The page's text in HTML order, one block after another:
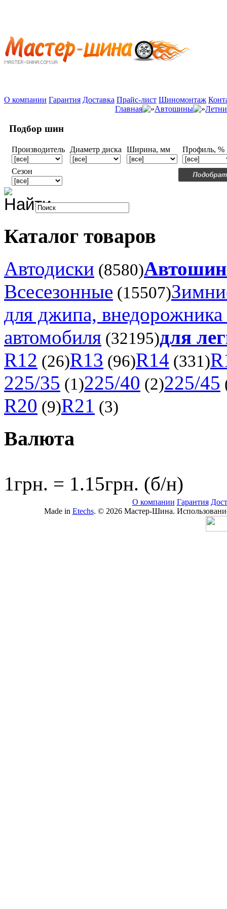
О компании Гарантия Доставка Прайс-лист Шиномонтаж
Главная
Автошины
Подбор шин
Производитель Диаметр диска Ширина, мм Профиль, %
Сезон
Каталог товаров
Автодиски (8580)
Всесезонные (15507)
для джипа,
автомобиля (32195)для
R12 (26)R13 (96)R14 (331)
225/35 (1)225/40 (2)225/45
R20 (9)R21 (3)
Валюта
1грн. = 1.15грн. (б/н)
О компании Гарантия
Made in Etechs. © 2026 Мастер-Шина.